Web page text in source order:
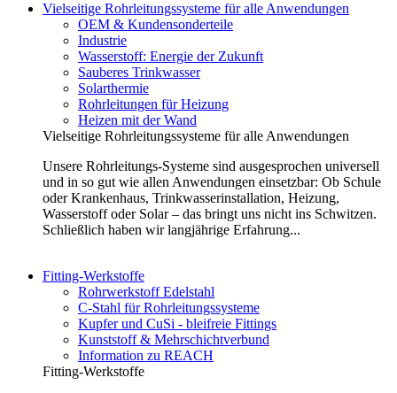
Vielseitige Rohrleitungssysteme für alle Anwendungen
OEM & Kundensonderteile
Industrie
Wasserstoff: Energie der Zukunft
Sauberes Trinkwasser
Solarthermie
Rohrleitungen für Heizung
Heizen mit der Wand
Vielseitige Rohrleitungssysteme für alle Anwendungen
Unsere Rohrleitungs-Systeme sind ausgesprochen universell
und in so gut wie allen Anwendungen einsetzbar: Ob Schule
oder Krankenhaus, Trinkwasserinstallation, Heizung,
Wasserstoff oder Solar – das bringt uns nicht ins Schwitzen.
Schließlich haben wir langjährige Erfahrung...
Fitting-Werkstoffe
Rohrwerkstoff Edelstahl
C-Stahl für Rohrleitungssysteme
Kupfer und CuSi - bleifreie Fittings
Kunststoff & Mehrschichtverbund
Information zu REACH
Fitting-Werkstoffe